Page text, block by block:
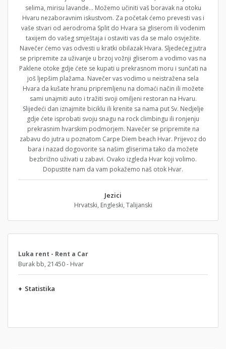
selima, mirisu lavande… Možemo učiniti vaš boravak na otoku
Hvaru nezaboravnim iskustvom. Za početak ćemo prevesti vas i
vaše stvari od aerodroma Split do Hvara sa gliserom ili vodenim
taxijem do vašeg smještaja i ostaviti vas da se malo osvježite.
Navečer ćemo vas odvesti u kratki obilazak Hvara. Sljedećeg jutra
se pripremite za uživanje u brzoj vožnji gliserom a vodimo vas na
Paklene otoke gdje ćete se kupati u prekrasnom moru i sunčati na
još ljepšim plažama. Navečer vas vodimo u neistražena sela
Hvara da kušate hranu pripremljenu na domaći način ili možete
sami unajmiti auto i tražiti svoji omiljeni restoran na Hvaru.
Slijedeći dan iznajmite biciklu ili krenite sa nama put Sv. Nedjelje
gdje ćete isprobati svoju snagu na rock climbingu ili ronjenju
prekrasnim hvarskim podmorjem. Navečer se pripremite na
zabavu do jutra u poznatom Carpe Diem beach Hvar. Prijevoz do
bara i nazad dogovorite sa našim gliserima tako da možete
bezbrižno uživati u zabavi. Ovako izgleda Hvar koji volimo.
Dopustite nam da vam pokažemo naš otok Hvar.
Jezici
Hrvatski, Engleski, Talijanski
Luka rent - Rent a Car
Burak bb, 21450 - Hvar
+ Statistika